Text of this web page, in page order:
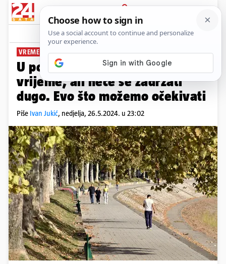
PRIJAVA
News Komentari
VREMENSKA PROGNOZA
U ponedjeljak stabilnije
vrijeme, ali neće se zadržati
dugo. Evo što možemo očekivati
Piše Ivan Jukić, nedjelja, 26.5.2024. u 23:02